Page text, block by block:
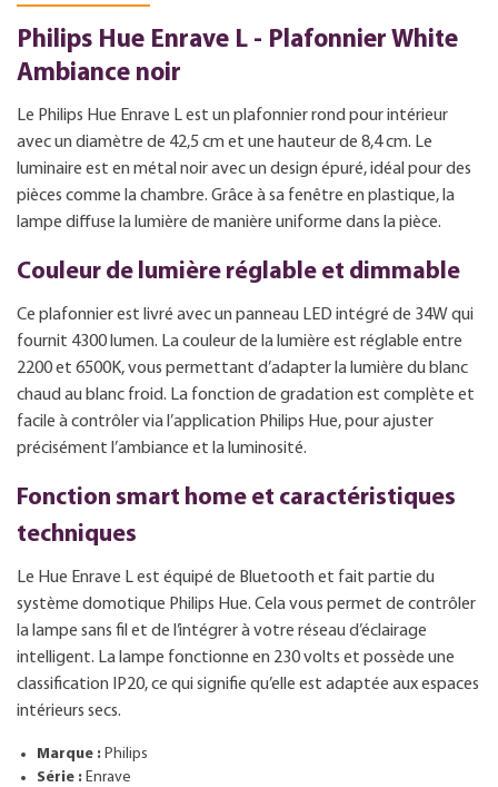
Philips Hue Enrave L - Plafonnier White
Ambiance noir
Le Philips Hue Enrave L est un plafonnier rond pour intérieur
avec un diamètre de 42,5 cm et une hauteur de 8,4 cm. Le
luminaire est en métal noir avec un design épuré, idéal pour des
pièces comme la chambre. Grâce à sa fenêtre en plastique, la
lampe diffuse la lumière de manière uniforme dans la pièce.
Couleur de lumière réglable et dimmable
Ce plafonnier est livré avec un panneau LED intégré de 34W qui
fournit 4300 lumen. La couleur de la lumière est réglable entre
2200 et 6500K, vous permettant d’adapter la lumière du blanc
chaud au blanc froid. La fonction de gradation est complète et
facile à contrôler via l’application Philips Hue, pour ajuster
précisément l’ambiance et la luminosité.
Fonction smart home et caractéristiques
techniques
Le Hue Enrave L est équipé de Bluetooth et fait partie du
système domotique Philips Hue. Cela vous permet de contrôler
la lampe sans fil et de l’intégrer à votre réseau d’éclairage
intelligent. La lampe fonctionne en 230 volts et possède une
classification IP20, ce qui signifie qu’elle est adaptée aux espaces
intérieurs secs.
Marque : Philips
Série : Enrave